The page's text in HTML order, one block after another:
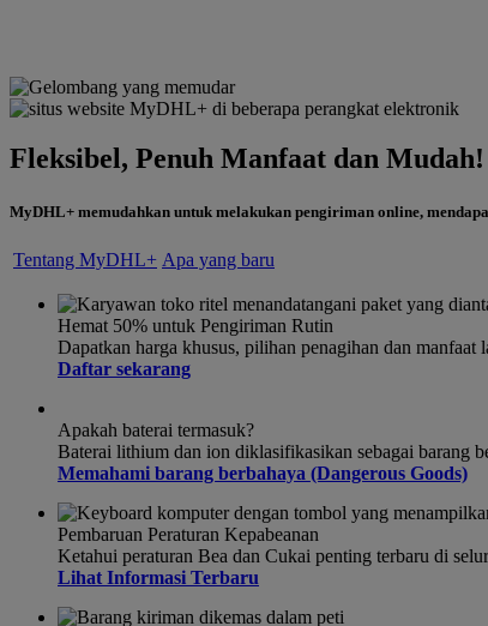
Fleksibel, Penuh Manfaat dan Mudah!
MyDHL+ memudahkan untuk melakukan pengiriman online,
Tentang MyDHL+ Apa yang baru
Hemat 50% untuk Pengiriman Rutin
Dapatkan harga khusus, pilihan penagihan dan
Daftar sekarang
Apakah baterai termasuk?
Baterai lithium dan ion diklasifikasikan sebagai barang
Memahami barang berbahaya (Dangerous Goods)
Pembaruan Peraturan Kepabeanan
Ketahui peraturan Bea dan Cukai penting terbaru di
Lihat Informasi Terbaru